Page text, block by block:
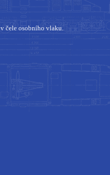
v čele osobního vlaku.